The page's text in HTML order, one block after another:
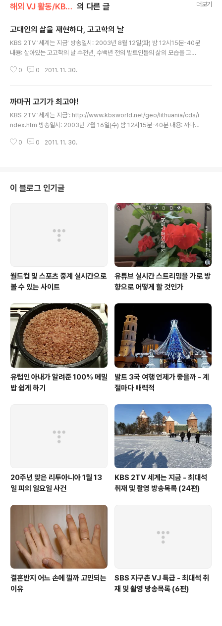
해외 VJ 활동/KBS TV 의 다른 글 더보기
고대인의 삶을 재현하다, 고고학의 날
KBS 2TV '세계는 지금' 방송일시: 2003년 8월 12일(화) 밤 12시15분-40분
내용: 살아있는 고고학의 날 수천년, 수백년 전의 발트인들의 삶의 모습을 고스
도였던 케르나베 언덕에서 이 행사가 열렸다. 고대인의 다양한 삶의 모습(베짜
1999년부터 매년 리투아니아인들의 정신적 고향에서 열리는 고고학축제를 리
투아니아 최대석 통신원이 소개한다. 다시보기:
0 0 2011. 11. 30.
까마귀 고기가 최고야!
KBS 2TV '세계는 지금': http://www.kbsworld.net/geo/lithuania/cds/i
ndex.htm 방송일시: 2003년 7월 16일(수) 밤 12시15분-40분 내용: 까마귀
5월이나 6월에 까마귀를 사냥해 같이 요리도 하면서 동호회 축제를 벌인다. 요
한다. 전직 검사출신 법조인 안류스 구진스카스씨는 지금은 사라진 까마귀 고기
를 먹는 풍습을 되살리려고 애를 쓰고 있다. 까마귀 고기..
0 0 2011. 11. 30.
이 블로그 인기글
월드컵 및 스포츠 중계 실시간으로
볼 수 있는 사이트
유튜브 실시간 스트리밍을 가로 방
향으로 어떻게 할 것인가
유럽인 아내가 알려준 100% 메밀
밥 쉽게 하기
발트 3국 여행 언제가 좋을까 - 계
절마다 매력적
20주년 맞은 리투아니아 1월 13
일 피의 일요일 사건
KBS 2TV 세계는 지금 - 최대석
취재 및 촬영 방송목록 (24편)
결혼반지 어느 손에 낄까 고민되는
이유
SBS 지구촌 VJ 특급 - 최대석 취
재 및 촬영 방송목록 (6편)